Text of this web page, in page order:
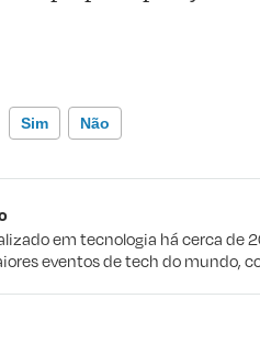
Sim Não
informação que procuro
em tecnologia há cerca de
eventos de tech do mundo,